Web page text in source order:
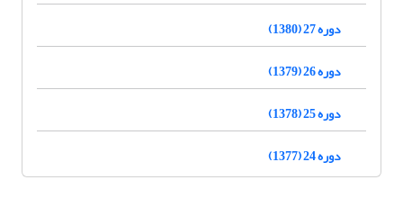
دوره 27 (1380)
دوره 26 (1379)
دوره 25 (1378)
دوره 24 (1377)